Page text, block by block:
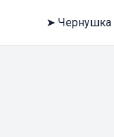
➤ Чернушка